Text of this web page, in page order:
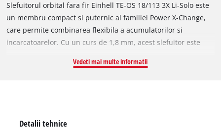
Slefuitorul orbital fara fir Einhell TE-OS 18/113 3X Li-Solo este
un membru compact si puternic al familiei Power X-Change,
care permite combinarea flexibila a acumulatorilor si
incarcatoarelor. Cu un curs de 1,8 mm, acest slefuitor este
lemn, indepartand rapid vopsea sau lacuri. Este livrat cu o
Sunt incluse trei discuri abrazive (P120), cate unul pentru
Vedeti mai multe informatii
Detalii tehnice